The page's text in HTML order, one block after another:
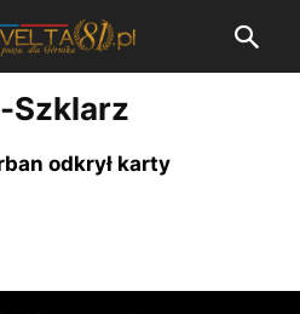
Szklarz
odkrył karty